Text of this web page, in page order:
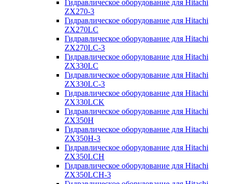
Гидравлическое оборудование для Hitachi
ZX270-3
Гидравлическое оборудование для Hitachi
ZX270LC
Гидравлическое оборудование для Hitachi
ZX270LC-3
Гидравлическое оборудование для Hitachi
ZX330LC
Гидравлическое оборудование для Hitachi
ZX330LC-3
Гидравлическое оборудование для Hitachi
ZX330LCK
Гидравлическое оборудование для Hitachi
ZX350H
Гидравлическое оборудование для Hitachi
ZX350H-3
Гидравлическое оборудование для Hitachi
ZX350LCH
Гидравлическое оборудование для Hitachi
ZX350LCH-3